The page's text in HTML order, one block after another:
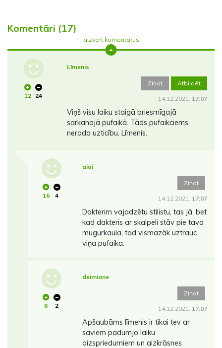
Komentāri (17)
aizvērt komentārus
12 24
Līmenis
Ziņot Atbildēt
14.12.2021. 17:07
Viņš visu laiku staigā briesmīgajā
sarkanajā pufaikā. Tāds pufaikciems
nerada uzticību. Līmenis.
16 4
aiai
Ziņot
14.12.2021. 17:07
Dakterim vajadzētu stilistu, tas jā, bet
kad dakteris ar skalpeli stāv pie tava
mugurkaula, tad vismazāk uztrauc
viņa pufaika.
6 2
deimiane
Ziņot
14.12.2021. 17:07
Apšaubāms līmenis ir tikai tev ar
saviem padumjo laiku
aizspriedumiem un aizkrāsnes